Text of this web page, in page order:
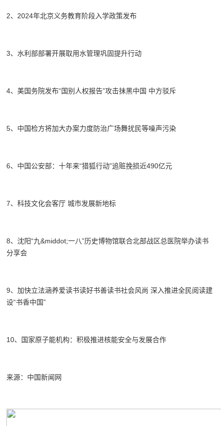
2、2024年北京义务教育阶段入学政策发布
3、水利部部署开展取用水管理巩固提升行动
4、美国务院发布“国别人权报告”攻击抹黑中国 中方驳斥
5、中国检方将加大办案力度防治广场舞扰民等噪声污染
6、中国公安部：十年来“猎狐行动”追赃挽损近490亿元
7、科技文化会客厅 城市发展新地标
8、沈阳“九&middot;一八”历史博物馆联合北部战区总医院举办读书
分享会
9、加快立法涵养爱读书读好书善读书社会风尚 深入推进全民阅读建
设“书香中国”
10、国家原子能机构：积极推进核能安全与发展合作
来源：中国新闻网